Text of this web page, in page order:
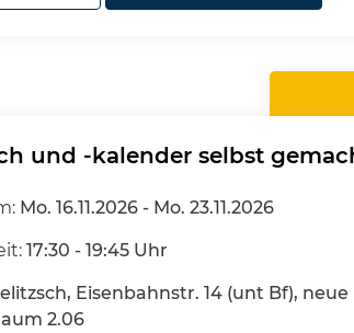
und -kalender selbst
Mo. 16.11.2026 - Mo. 23.11.2026
17:30 - 19:45 Uhr
Eisenbahnstr. 14 (unt Bf), neue
2.06